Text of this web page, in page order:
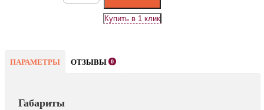
ПАРАМЕТРЫ ОТЗЫВЫ 0
Габариты